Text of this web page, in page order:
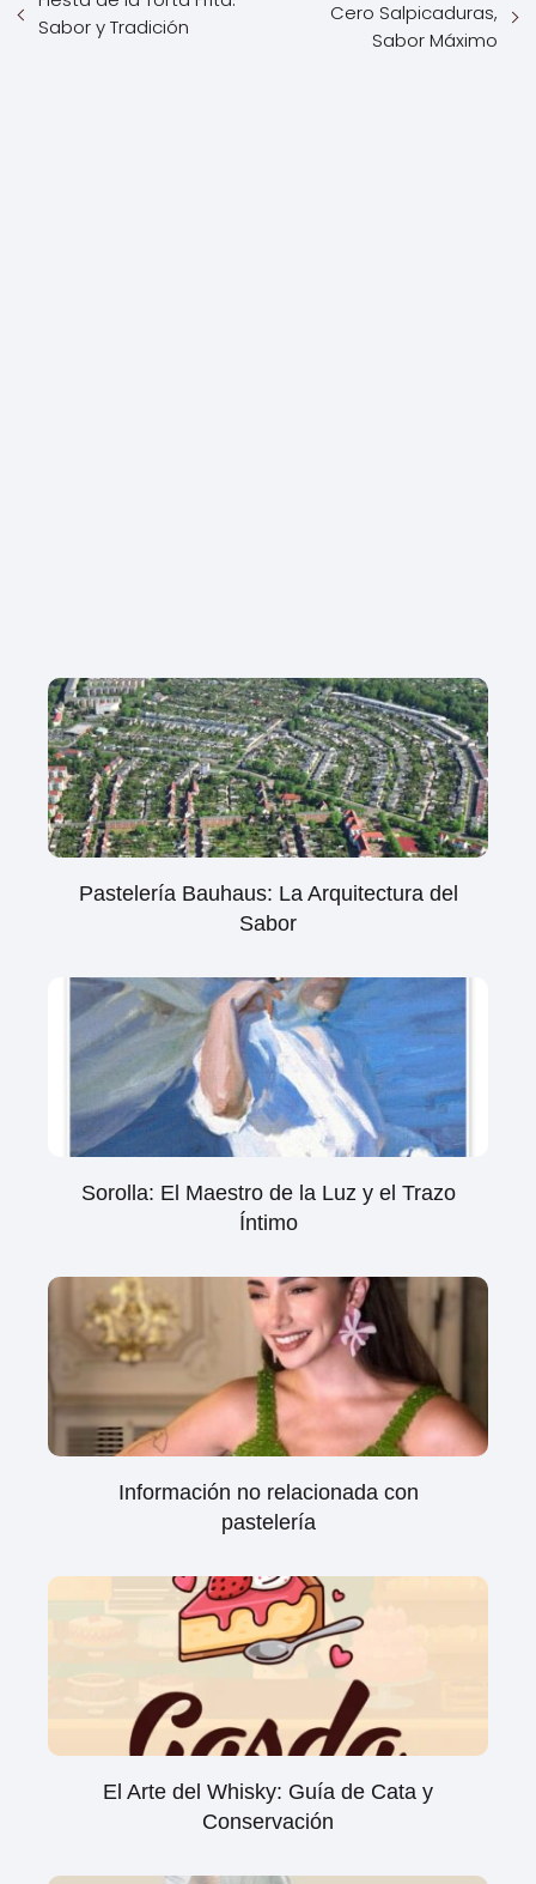
Sabor y Tradición
Cero Salpicaduras,
Sabor Máximo
Pastelería Bauhaus: La Arquitectura del
Sabor
Sorolla: El Maestro de la Luz y el Trazo
Íntimo
Información no relacionada con
pastelería
El Arte del Whisky: Guía de Cata y
Conservación